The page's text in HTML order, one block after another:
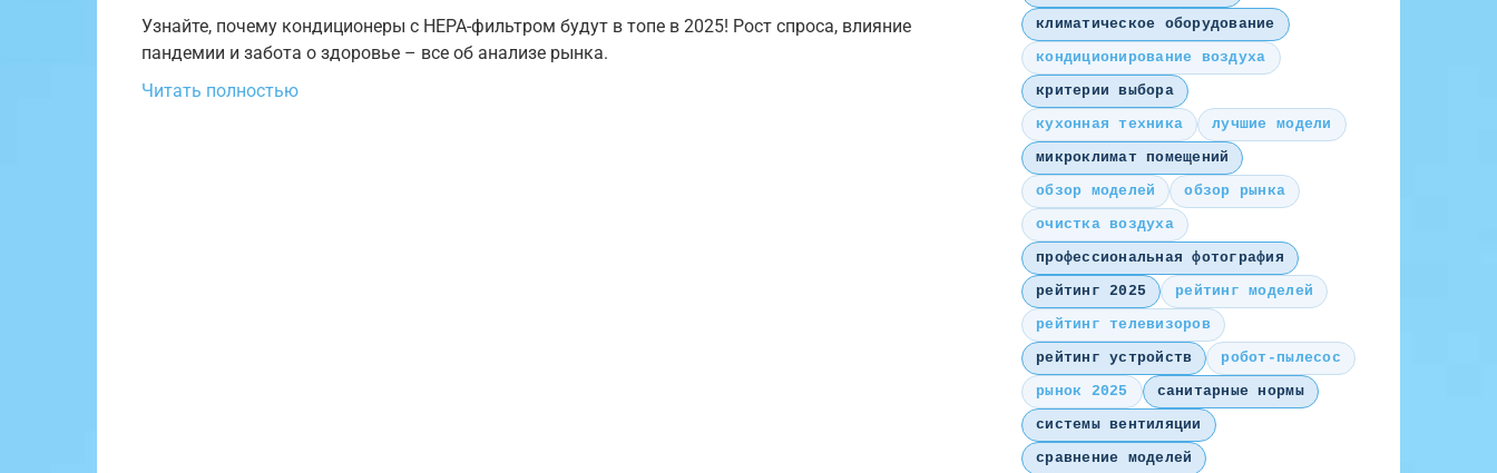
Узнайте, почему кондиционеры с HEPA-фильтром будут в топе в 2025! Рост спроса, влияние
пандемии и забота о здоровье – все об анализе рынка.
Читать полностью
климатическое оборудование
кондиционирование воздуха
критерии выбора
кухонная техника
лучшие модели
микроклимат помещений
обзор моделей
обзор рынка
очистка воздуха
профессиональная фотография
рейтинг 2025
рейтинг моделей
рейтинг телевизоров
рейтинг устройств
робот-пылесос
рынок 2025
санитарные нормы
системы вентиляции
сравнение моделей